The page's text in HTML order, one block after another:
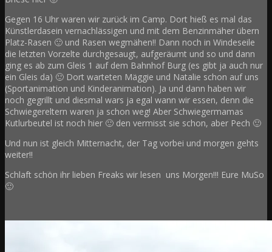
Gegen 16 Uhr waren wir zurück im Camp. Dort hieß es mal das
Künstlerdasein vernachlässigen und mit dem Benzinmäher übern
Platz-Rasen 🙂 und Rasen wegmähen!! Dann noch in Windeseile
die letzten Vorzelte durchgesaugt, aufgeräumt und so und dann
ging es ab zum Gleis 1 auf dem Bahnhof Burg (es gibt ja auch nur
ein Gleis da) 🙂 Dort warteten Mäggie und Natalie schon auf uns
(Sportanimation und Kinderanimation). Ja und dann haben wir
noch gegrillt und diesmal wars ja egal wann wir essen, denn die
Schwiegereltern waren ja schon weg! Aber Schwiegermamas
Kutlurbeutel ist noch hier 🙂 den vermisst sie schon, aber Pech 🙂
Und nun ist gleich Mitternacht, der Tag vorbei und morgen gehts
weiter!!
Schlaft schön ihr lieben Freaks wir lesen uns Morgen!!! Eure MuSo
🙂